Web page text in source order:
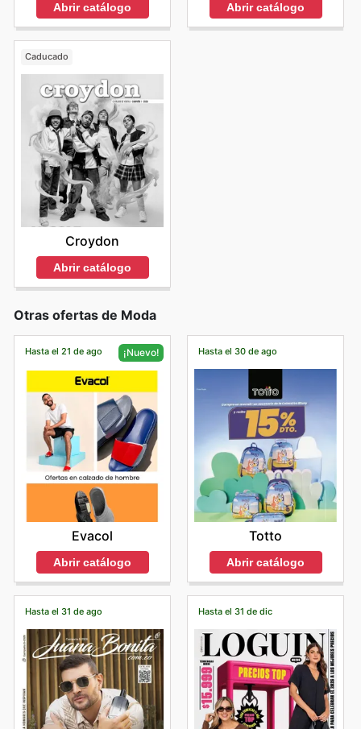
Abrir catálogo Abrir catálogo
Caducado
Croydon
Abrir catálogo
Otras ofertas de Moda
Hasta el 21 de ago ¡Nuevo!
Evacol
Abrir catálogo
Hasta el 30 de ago
Totto
Abrir catálogo
Hasta el 31 de ago Hasta el 31 de dic